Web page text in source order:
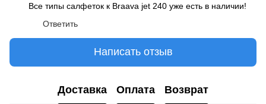
Все типы салфеток к Braava jet 240 уже есть в наличии!
Ответить
Написать отзыв
Доставка Оплата Возврат